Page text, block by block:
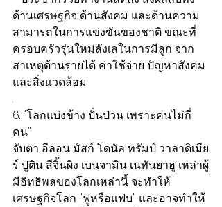
ด้านเศรษฐกิจ ด้านสังคม และด้านความ
สามารถในการแข่งขันของชาติ ขณะที่
ครอบครัวรุ่นใหม่ลังเลในการมีลูก จาก
สาเหตุด้านรายได้ ค่าใช้จ่าย ปัญหาสังคม
และสิ่งแวดล้อม
.
6. "โลกแบ่งข้าง ปั่นป่วน เพราะคนไม่กี่
คน"
จับตา อีลอน มัสก์ โดนัล ทรัมป์ วาลาดิเมีย
ร์ ปูติน สีจิ้นผิง เบนจามิน เนทันยาฮู เหล่าผู้
มีอิทธิพลของโลกเหล่านี้ จะทำให้
เศรษฐกิจโลก "ฟูหรือแฟบ" และอาจทำให้